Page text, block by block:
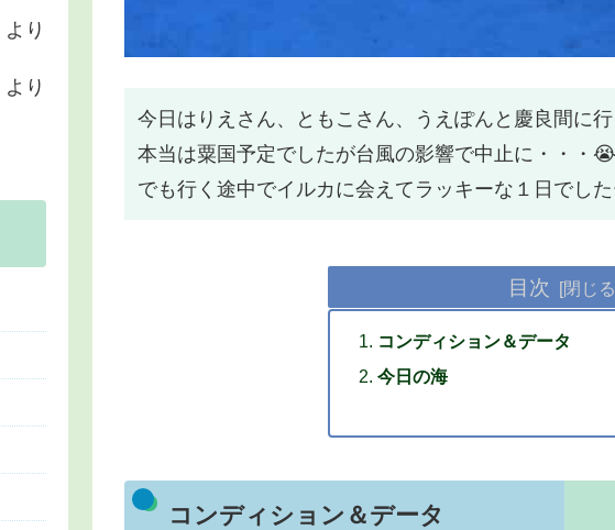
今日はりえさん、ともこさん、うえぽんと慶良間に行
本当は粟国予定でしたが台風の影響で中止に・・・😭
でも行く途中でイルカに会えてラッキーな１日でし
目次
コンディション＆データ
今日の海
コンディション＆データ
より
より